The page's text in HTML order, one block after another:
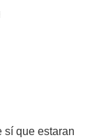
sí que estaran